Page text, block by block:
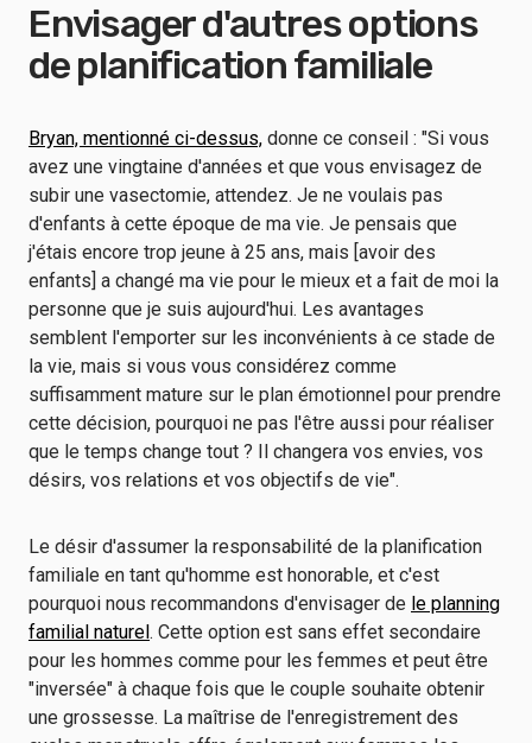
Envisager d'autres options
de planification familiale
Bryan, mentionné ci-dessus, donne ce conseil : "Si vous
avez une vingtaine d'années et que vous envisagez de
subir une vasectomie, attendez. Je ne voulais pas
d'enfants à cette époque de ma vie. Je pensais que
j'étais encore trop jeune à 25 ans, mais [avoir des
enfants] a changé ma vie pour le mieux et a fait de moi la
personne que je suis aujourd'hui. Les avantages
semblent l'emporter sur les inconvénients à ce stade de
la vie, mais si vous vous considérez comme
suffisamment mature sur le plan émotionnel pour prendre
cette décision, pourquoi ne pas l'être aussi pour réaliser
que le temps change tout ? Il changera vos envies, vos
désirs, vos relations et vos objectifs de vie".
Le désir d'assumer la responsabilité de la planification
familiale en tant qu'homme est honorable, et c'est
pourquoi nous recommandons d'envisager de le planning
familial naturel. Cette option est sans effet secondaire
pour les hommes comme pour les femmes et peut être
"inversée" à chaque fois que le couple souhaite obtenir
une grossesse. La maîtrise de l'enregistrement des